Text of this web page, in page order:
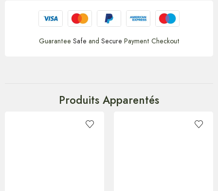
Guarantee Safe and Secure Payment Checkout
Produits Apparentés